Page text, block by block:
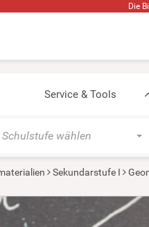
Die
Service & Tools
Schulstufe wählen
Sekundarstufe I